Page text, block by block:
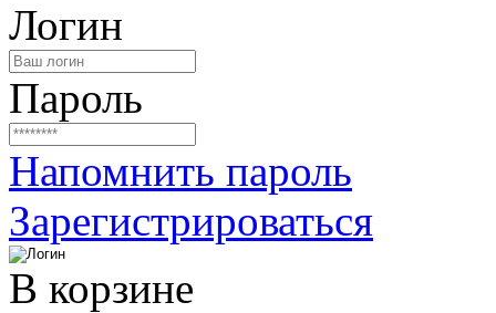
Логин
Пароль
Напомнить пароль
Зарегистрироваться
В корзине